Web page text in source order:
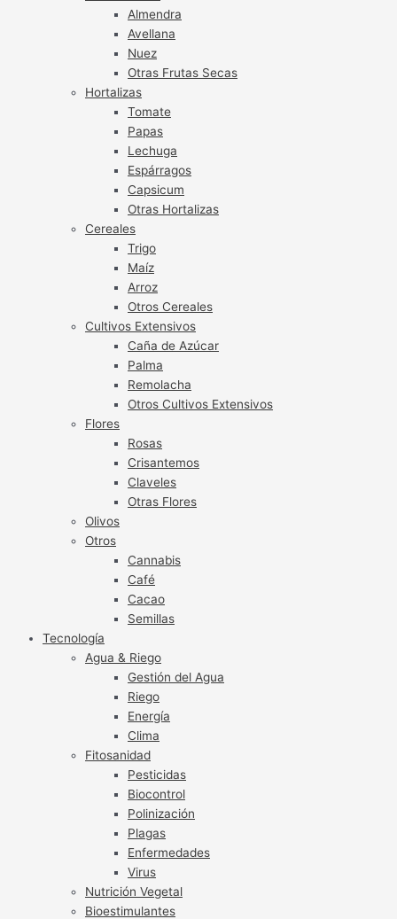
Almendra
Avellana
Nuez
Otras Frutas Secas
Hortalizas
Tomate
Papas
Lechuga
Espárragos
Capsicum
Otras Hortalizas
Cereales
Trigo
Maíz
Arroz
Otros Cereales
Cultivos Extensivos
Caña de Azúcar
Palma
Remolacha
Otros Cultivos Extensivos
Flores
Rosas
Crisantemos
Claveles
Otras Flores
Olivos
Otros
Cannabis
Café
Cacao
Semillas
Tecnología
Agua & Riego
Gestión del Agua
Riego
Energía
Clima
Fitosanidad
Pesticidas
Biocontrol
Polinización
Plagas
Enfermedades
Virus
Nutrición Vegetal
Bioestimulantes